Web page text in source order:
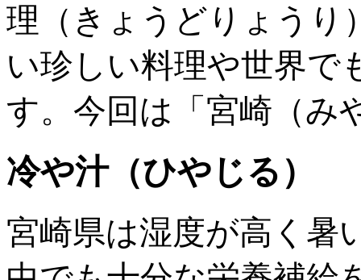
理（きょうどりょうり
い珍しい料理や世界で
す。今回は「宮崎（み
冷や汁（ひやじる）
宮崎県は湿度が高く暑